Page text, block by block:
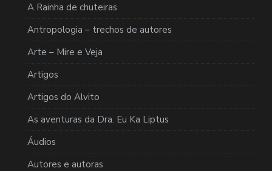
A Rainha de chuteiras
Antropologia – trechos de autores
Arte – Mire e Veja
Artigos
Artigos do Alvito
As aventuras da Dra. Eu Ka Liptus
Áudios
Autores e autoras